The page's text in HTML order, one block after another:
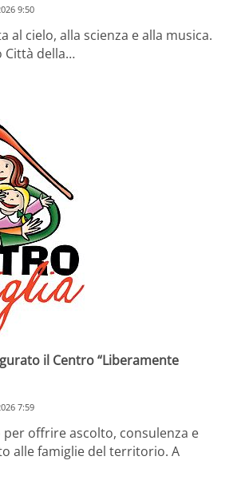
9:50
al cielo, alla scienza e alla musica.
Città della…
il Centro “Liberamente
7:59
offrire ascolto, consulenza e
alle famiglie del territorio. A